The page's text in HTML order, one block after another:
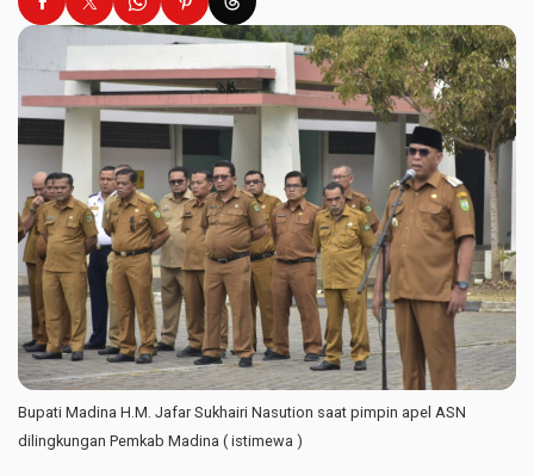
Bupati Madina H.M. Jafar Sukhairi Nasution saat pimpin apel ASN
dilingkungan Pemkab Madina ( istimewa )